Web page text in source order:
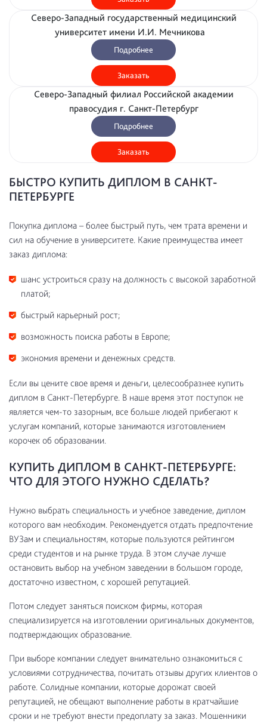
Северо-Западный государственный медицинский
университет имени И.И. Мечникова
Подробнее
Заказать
Северо-Западный филиал Российской академии
правосудия г. Санкт-Петербург
Подробнее
Заказать
БЫСТРО КУПИТЬ ДИПЛОМ В САНКТ-
ПЕТЕРБУРГЕ
Покупка диплома – более быстрый путь, чем трата времени и
сил на обучение в университете. Какие преимущества имеет
заказ диплома:
шанс устроиться сразу на должность с высокой заработной
платой;
быстрый карьерный рост;
возможность поиска работы в Европе;
экономия времени и денежных средств.
Если вы цените свое время и деньги, целесообразнее купить
диплом в Санкт-Петербурге. В наше время этот поступок не
является чем-то зазорным, все больше людей прибегают к
услугам компаний, которые занимаются изготовлением
корочек об образовании.
КУПИТЬ ДИПЛОМ В САНКТ-ПЕТЕРБУРГЕ:
ЧТО ДЛЯ ЭТОГО НУЖНО СДЕЛАТЬ?
Нужно выбрать специальность и учебное заведение, диплом
которого вам необходим. Рекомендуется отдать предпочтение
ВУЗам и специальностям, которые пользуются рейтингом
среди студентов и на рынке труда. В этом случае лучше
остановить выбор на учебном заведении в большом городе,
достаточно известном, с хорошей репутацией.
Потом следует заняться поиском фирмы, которая
специализируется на изготовлении оригинальных документов,
подтверждающих образование.
При выборе компании следует внимательно ознакомиться с
условиями сотрудничества, почитать отзывы других клиентов о
работе. Солидные компании, которые дорожат своей
репутацией, не обещают выполнение работы в кратчайшие
сроки и не требуют внести предоплату за заказ. Мошенники